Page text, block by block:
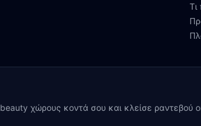
Τι
χώρους κοντά σου και κλείσε ραντεβού